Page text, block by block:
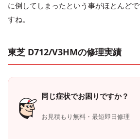
に倒してしまったという事がほとんど
すね。
東芝 D712/V3HMの修理実績
同じ症状でお困りですか？
お見積もり無料・最短即日修理